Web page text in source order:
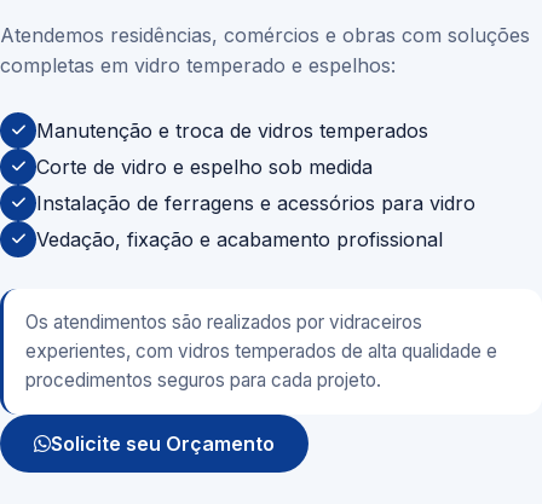
Atendemos residências, comércios e obras com soluções
completas em vidro temperado e espelhos:
Manutenção e troca de vidros temperados
Corte de vidro e espelho sob medida
Instalação de ferragens e acessórios para vidro
Vedação, fixação e acabamento profissional
Os atendimentos são realizados por vidraceiros
experientes, com vidros temperados de alta qualidade e
procedimentos seguros para cada projeto.
Solicite seu Orçamento